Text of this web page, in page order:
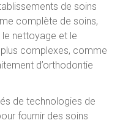
de soins
complète de soins,
nettoyage et le
complexes, comme
d’orthodontie
de technologies de
fournir des soins